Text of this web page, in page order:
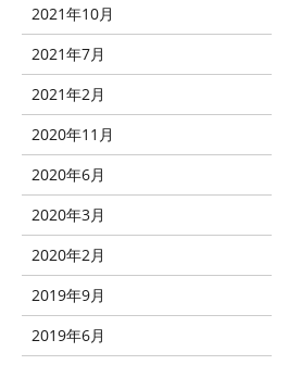
2021年10月
2021年7月
2021年2月
2020年11月
2020年6月
2020年3月
2020年2月
2019年9月
2019年6月